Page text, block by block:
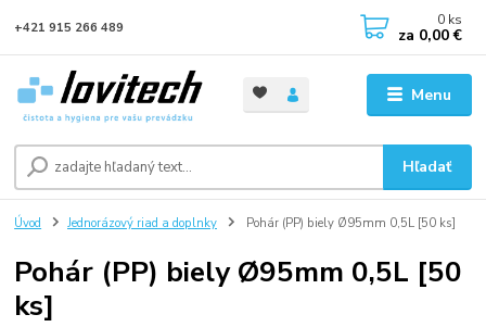
Menu
Hľadať
+421 915 266 489 0 ks
za 0,00 €
Úvod Jednorázový riad a doplnky Pohár (PP) biely Ø95mm 0,5L [50 ks]
Pohár (PP) biely Ø95mm 0,5L [50
ks]